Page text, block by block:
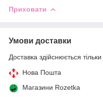
Приховати
Умови доставки
Доставка здійснюється
Нова Пошта
Магазини Rozetka